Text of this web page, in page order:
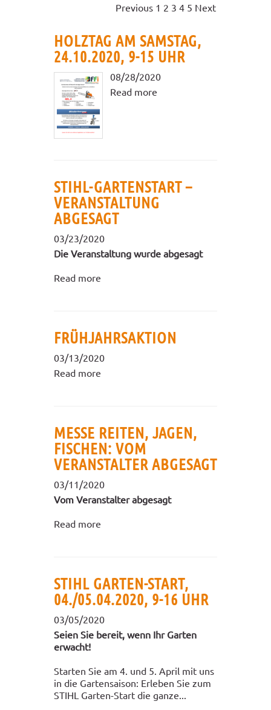
Previous 1 2 3 4 5 Next
HOLZTAG AM SAMSTAG,
24.10.2020, 9-15 UHR
08/28/2020
Read more
STIHL-GARTENSTART –
VERANSTALTUNG
ABGESAGT
03/23/2020
Die Veranstaltung wurde abgesagt
Read more
FRÜHJAHRSAKTION
03/13/2020
Read more
MESSE REITEN, JAGEN,
FISCHEN: VOM
VERANSTALTER ABGESAGT
03/11/2020
Vom Veranstalter abgesagt
Read more
STIHL GARTEN-START,
04./05.04.2020, 9-16 UHR
03/05/2020
Seien Sie bereit, wenn Ihr Garten
erwacht!
Starten Sie am 4. und 5. April mit uns
in die Gartensaison: Erleben Sie zum
STIHL Garten-Start die ganze...